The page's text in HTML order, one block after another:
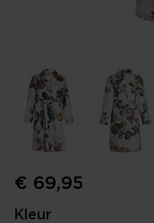
€ 69,95
Kleur